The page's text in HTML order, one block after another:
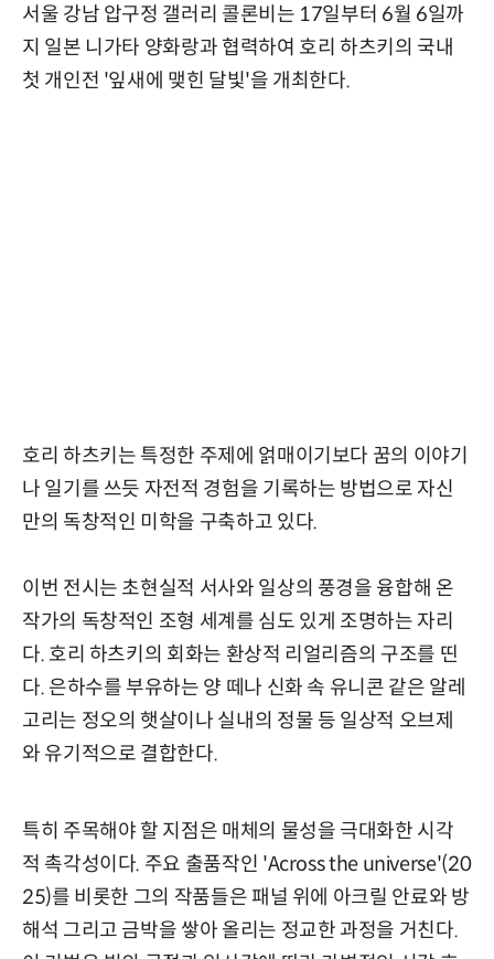
서울 강남 압구정 갤러리 콜론비는 17일부터 6월 6일까
지 일본 니가타 양화랑과 협력하여 호리 하츠키의 국내
첫 개인전 '잎새에 맺힌 달빛'을 개최한다.
호리 하츠키는 특정한 주제에 얽매이기보다 꿈의 이야기
나 일기를 쓰듯 자전적 경험을 기록하는 방법으로 자신
만의 독창적인 미학을 구축하고 있다.
이번 전시는 초현실적 서사와 일상의 풍경을 융합해 온
작가의 독창적인 조형 세계를 심도 있게 조명하는 자리
다. 호리 하츠키의 회화는 환상적 리얼리즘의 구조를 띤
다. 은하수를 부유하는 양 떼나 신화 속 유니콘 같은 알레
고리는 정오의 햇살이나 실내의 정물 등 일상적 오브제
와 유기적으로 결합한다.
특히 주목해야 할 지점은 매체의 물성을 극대화한 시각
적 촉각성이다. 주요 출품작인 'Across the universe'(20
25)를 비롯한 그의 작품들은 패널 위에 아크릴 안료와 방
해석 그리고 금박을 쌓아 올리는 정교한 과정을 거친다.